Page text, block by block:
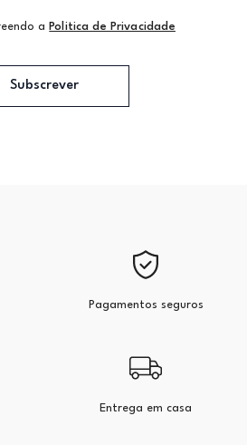
a Politica de Privacidade
Subscrever
Pagamentos seguros
Entrega em casa